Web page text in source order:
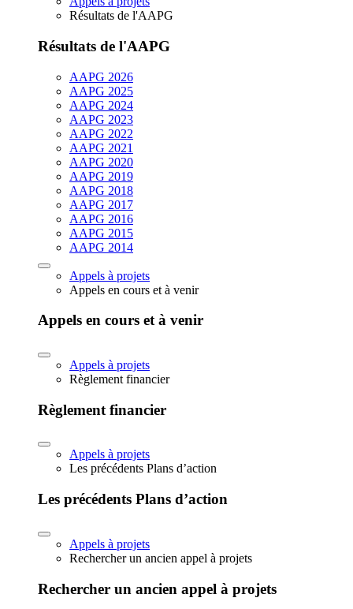
Résultats de l'AAPG
Résultats de l'AAPG
AAPG 2026
AAPG 2025
AAPG 2024
AAPG 2023
AAPG 2022
AAPG 2021
AAPG 2020
AAPG 2019
AAPG 2018
AAPG 2017
AAPG 2016
AAPG 2015
AAPG 2014
Appels à projets
Appels en cours et à venir
Appels en cours et à venir
Appels à projets
Règlement financier
Règlement financier
Appels à projets
Les précédents Plans d’action
Les précédents Plans d’action
Appels à projets
Rechercher un ancien appel à projets
Rechercher un ancien appel à projets